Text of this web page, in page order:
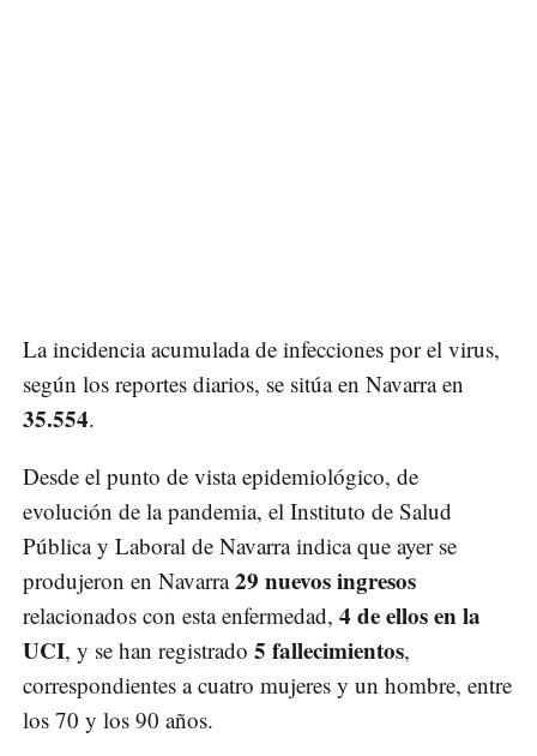
La incidencia acumulada de infecciones por el virus,
según los reportes diarios, se sitúa en Navarra en
35.554.
Desde el punto de vista epidemiológico, de
evolución de la pandemia, el Instituto de Salud
Pública y Laboral de Navarra indica que ayer se
produjeron en Navarra29 nuevos ingresos
relacionados con esta enfermedad, 4 de ellos en la
UCI, y se han registrado 5 fallecimientos,
correspondientes a cuatro mujeres y un hombre, entre
los 70 y los 90 años.